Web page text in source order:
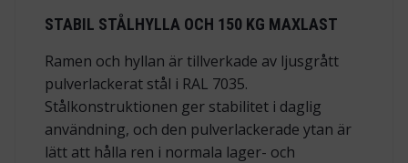
STABIL STÅLHYLLA OCH 150 KG MAXLAST
Ramen och hyllan är tillverkade av ljusgrått
pulverlackerat stål i RAL 7035.
Stålkonstruktionen ger stabilitet i daglig
användning, och den pulverlackerade ytan är
lätt att hålla ren i normala lager- och